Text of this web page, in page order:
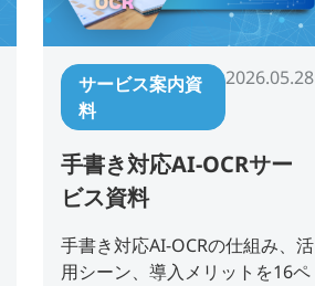
サービス案内資
料
2026.05.28
手書き対応AI-OCRサー
ビス資料
手書き対応AI-OCRの仕組み、活
用シーン、導入メリットを16ペ